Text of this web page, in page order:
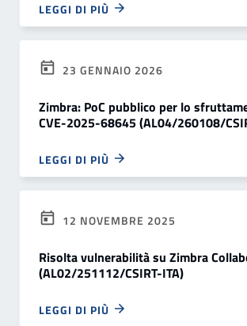
LEGGI DI PIÙ
23 GENNAIO 2026
Zimbra: PoC pubblico per lo
CVE-2025-68645 (AL04/260108/
LEGGI DI PIÙ
12 NOVEMBRE 2025
Risolta vulnerabilità su Zimbra
(AL02/251112/CSIRT-ITA)
LEGGI DI PIÙ